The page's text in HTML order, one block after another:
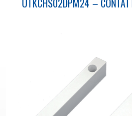
UTKCHS02DPM24 –